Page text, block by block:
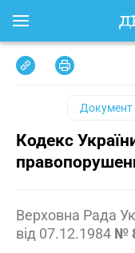
Документ
Кодекс
Верховна Рада
від 07.12.1984 №